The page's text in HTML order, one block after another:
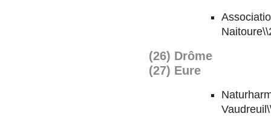
(26) Drôme
(27) Eure